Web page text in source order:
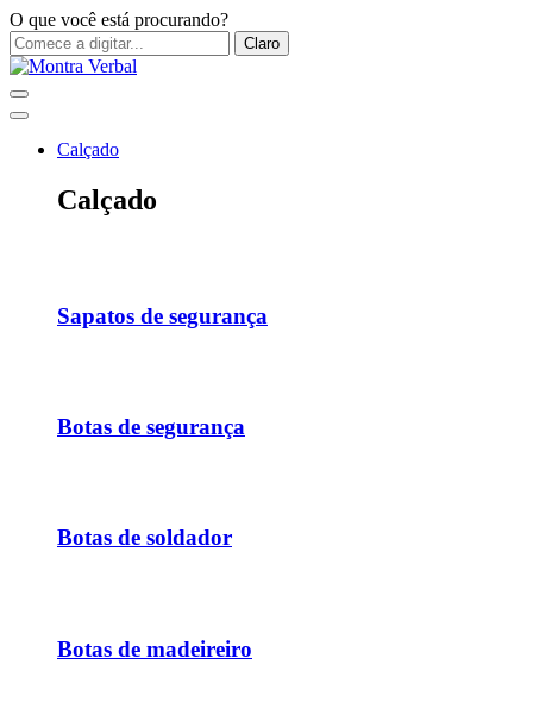
O que você está procurando?
Claro
Calçado
Calçado
Sapatos de segurança
Botas de segurança
Botas de soldador
Botas de madeireiro